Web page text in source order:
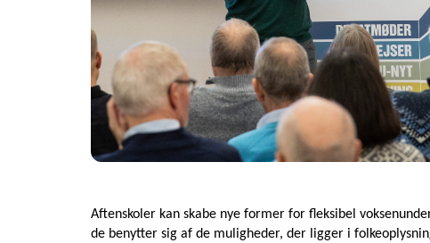
Aftenskoler kan skabe nye former for fleksibel
de benytter sig af de muligheder, der ligger i